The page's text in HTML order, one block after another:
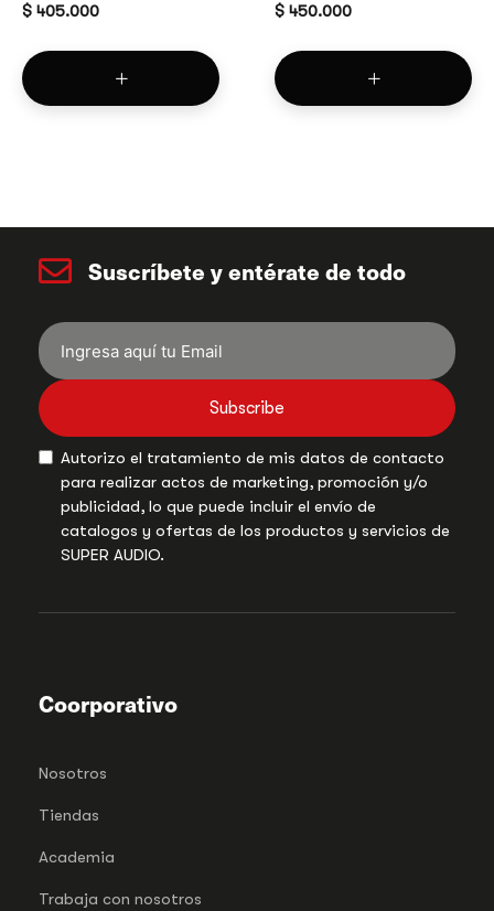
$ 405.000 $ 450.000
Suscríbete y entérate de todo
Subscribe
Autorizo el tratamiento de mis datos de contacto
para realizar actos de marketing, promoción y/o
publicidad, lo que puede incluir el envío de
catalogos y ofertas de los productos y servicios de
SUPER AUDIO.
Coorporativo
Nosotros
Tiendas
Academia
Trabaja con nosotros